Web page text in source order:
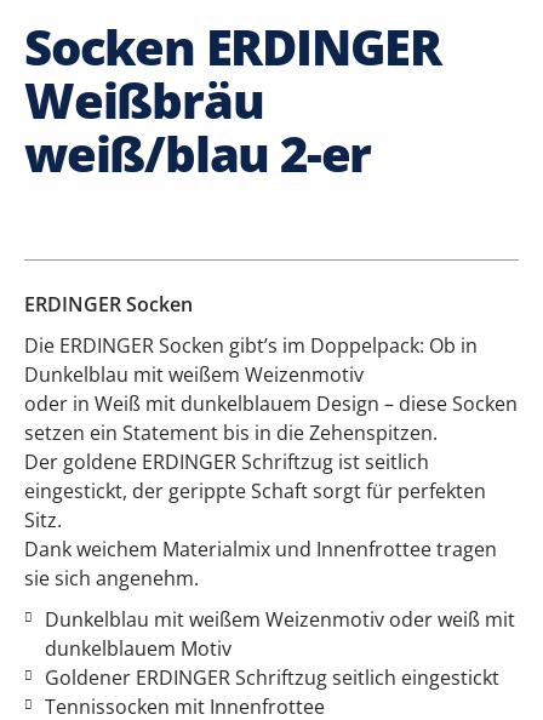
Socken ERDINGER
Weißbräu
weiß/blau 2-er
ERDINGER Socken
Die ERDINGER Socken gibt’s im Doppelpack: Ob in
Dunkelblau mit weißem Weizenmotiv
oder in Weiß mit dunkelblauem Design – diese Socken
setzen ein Statement bis in die Zehenspitzen.
Der goldene ERDINGER Schriftzug ist seitlich
eingestickt, der gerippte Schaft sorgt für perfekten
Sitz.
Dank weichem Materialmix und Innenfrottee tragen
sie sich angenehm.
Dunkelblau mit weißem Weizenmotiv oder weiß mit
dunkelblauem Motiv
Goldener ERDINGER Schriftzug seitlich eingestickt
Tennissocken mit Innenfrottee